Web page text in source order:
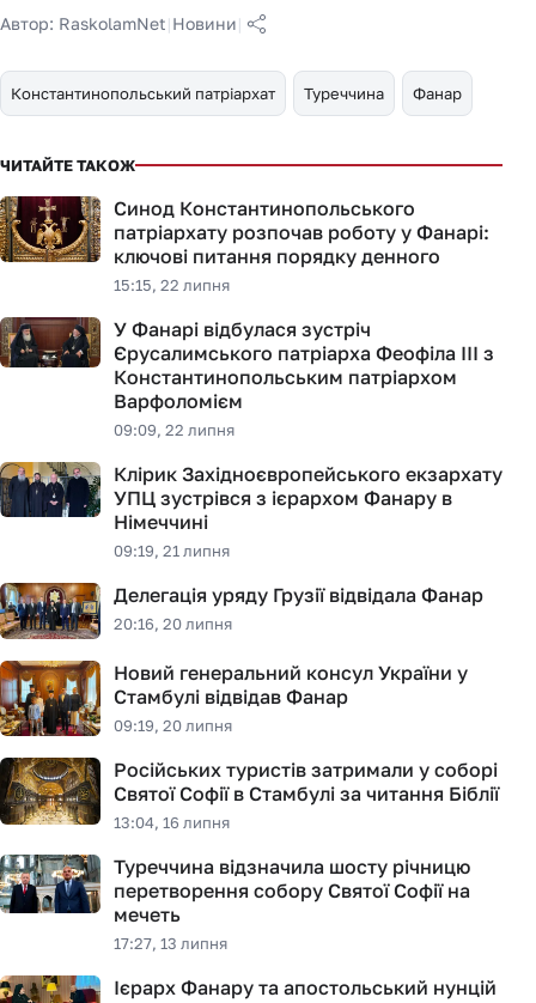
Автор: RaskolamNet|Новини|
Константинопольський патріархат Туреччина Фанар
ЧИТАЙТЕ ТАКОЖ
Синод Константинопольського
патріархату розпочав роботу у Фанарі:
ключові питання порядку денного
15:15, 22 липня
У Фанарі відбулася зустріч
Єрусалимського патріарха Феофіла III з
Константинопольським патріархом
Варфоломієм
09:09, 22 липня
Клірик Західноєвропейського екзархату
УПЦ зустрівся з ієрархом Фанару в
Німеччині
09:19, 21 липня
Делегація уряду Грузії відвідала Фанар
20:16, 20 липня
Новий генеральний консул України у
Стамбулі відвідав Фанар
09:19, 20 липня
Російських туристів затримали у соборі
Святої Софії в Стамбулі за читання Біблії
13:04, 16 липня
Туреччина відзначила шосту річницю
перетворення собору Святої Софії на
мечеть
17:27, 13 липня
Ієрарх Фанару та апостольський нунцій